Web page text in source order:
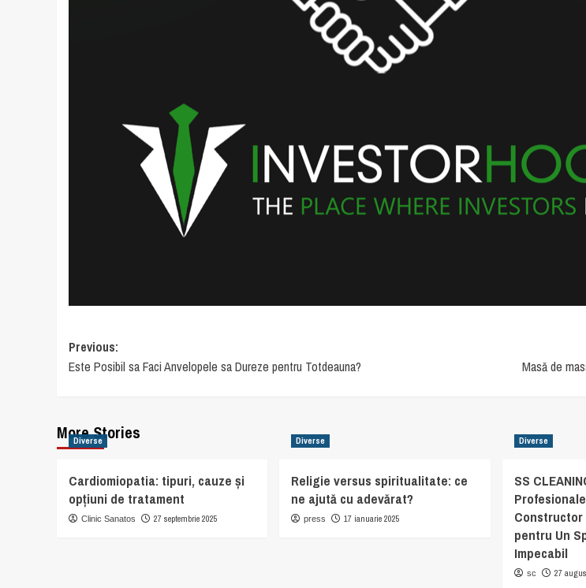
Post
navigation
Previous:
Este Posibil sa Faci Anvelopele sa Dureze pentru Totdeauna?
Masă de
More Stories
Diverse
Cardiomiopatia: tipuri, cauze și
opțiuni de tratament
Clinic Sanatos 27 septembrie 2025
Diverse
Religie versus spiritualitate: ce
ne ajută cu adevărat?
press 17 ianuarie 2025
Diverse
SS
Constructor
pentru Un
Impecabil
sc 27